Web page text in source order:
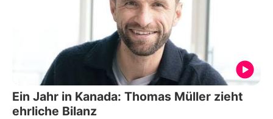
Ein Jahr in Kanada: Thomas Müller zieht
ehrliche Bilanz